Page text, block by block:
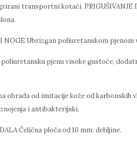
transportni kotači. PRIGUŠIVANJE
NOGE Ubrizgan poliuretanskom
pjenu visoke gustoće,
obrada od imitacije kože od karbonskih
i antibakterijski.
Čelična ploča od 10 mm. debljine.